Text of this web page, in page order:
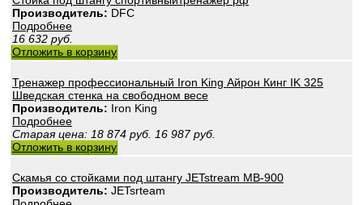
Производитель: DFC
Подробнее
16 632 руб.
Отложить в корзину
Тренажер профессиональный Iron King Айрон Кинг IK 325
Шведская стенка на свободном весе
Производитель: Iron King
Подробнее
Старая цена: 18 874 руб. 16 987 руб.
Отложить в корзину
Скамья со стойками под штангу JETstream MB-900
Производитель: JETsrteam